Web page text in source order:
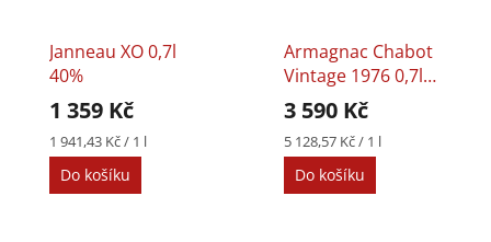
Janneau XO 0,7l
40%
1 359 Kč
Měrná
cena:
1 941,43 Kč / 1 l
Do košíku
Armagnac Chabot
Vintage 1976 0,7l
40%
3 590 Kč
Měrná
cena:
5 128,57 Kč / 1 l
Do košíku